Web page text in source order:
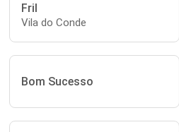
Fril
Vila do Conde
Bom Sucesso